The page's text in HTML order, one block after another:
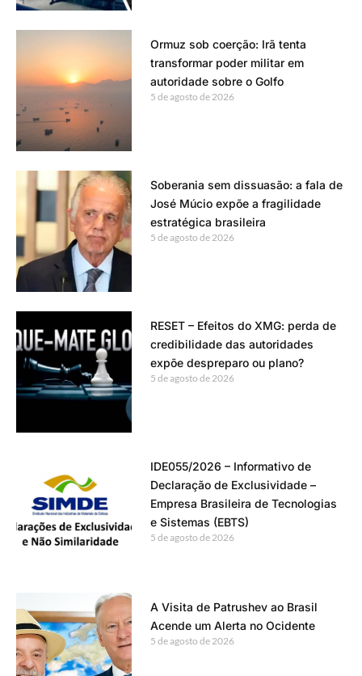
Ormuz sob coerção: Irã tenta
transformar poder militar em
autoridade sobre o Golfo
5 de agosto de 2026
Soberania sem dissuasão: a fala de
José Múcio expõe a fragilidade
estratégica brasileira
5 de agosto de 2026
RESET – Efeitos do XMG: perda de
credibilidade das autoridades
expõe despreparo ou plano?
5 de agosto de 2026
IDE055/2026 – Informativo de
Declaração de Exclusividade –
Empresa Brasileira de Tecnologias
e Sistemas (EBTS)
5 de agosto de 2026
A Visita de Patrushev ao Brasil
Acende um Alerta no Ocidente
5 de agosto de 2026